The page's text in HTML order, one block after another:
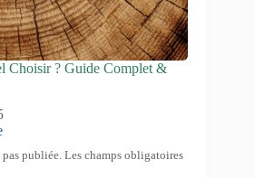
Choisir ? Guide Complet &
pas publiée. Les champs obligatoires